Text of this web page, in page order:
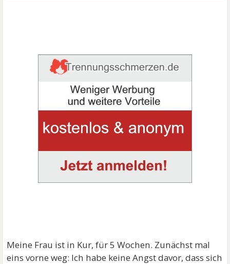
Meine Frau ist in Kur, für 5 Wochen. Zunächst mal
eins vorne weg: Ich habe keine Angst davor, dass sich